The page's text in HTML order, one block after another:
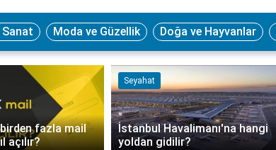
Moda ve Güzellik Doğa ve Hayvanlar
hangi
Otomobil
Plaka çeşitleri ve anlamları
nelerdir?